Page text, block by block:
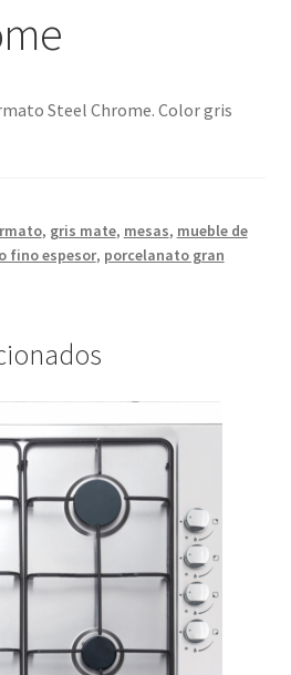
Steel Chrome. Color gris
, gris mate, mesas, mueble de
fino espesor, porcelanato gran